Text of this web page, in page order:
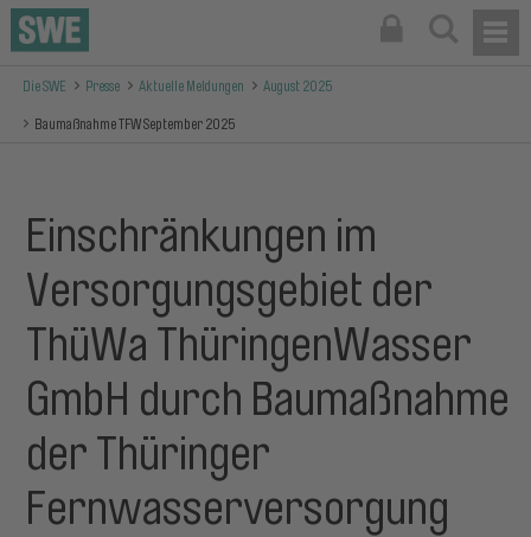
Die SWE Presse Aktuelle Meldungen August 2025
Baumaßnahme TFW September 2025
Einschränkungen im
Versorgungsgebiet der
ThüWa ThüringenWasser
GmbH durch Baumaßnahme
der Thüringer
Fernwasserversorgung